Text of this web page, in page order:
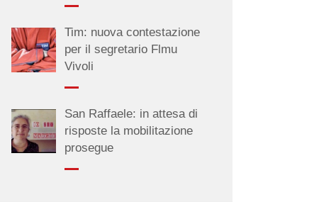
Tim: nuova contestazione
per il segretario Flmu
Vivoli
San Raffaele: in attesa di
risposte la mobilitazione
prosegue